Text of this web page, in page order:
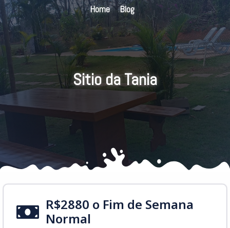
Home Blog
Sitio da Tania
R$2880 o Fim de Semana
Normal